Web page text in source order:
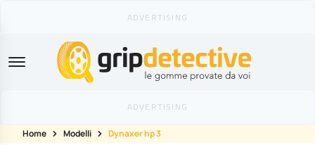
GripDetective
Home Modelli Dynaxer hp 3